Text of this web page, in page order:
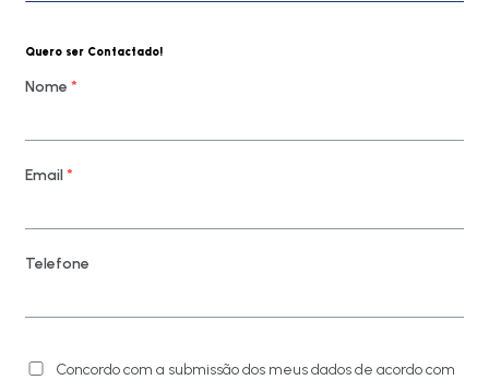
Quero ser Contactado!
Nome *
Email*
Telefone
Concordo com a submissão dos meus dados de acordo com